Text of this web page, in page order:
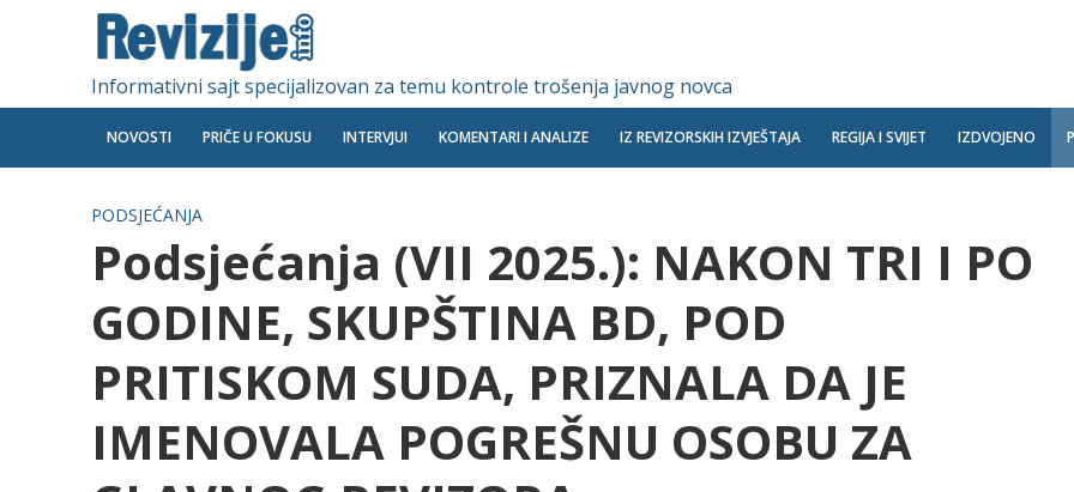
Informativni sajt specijalizovan za temu kontrole trošenja javnog novca
NOVOSTI PRIČE U FOKUSU INTERVJUI KOMENTARI I ANALIZE IZ REVIZORSKIH IZVJEŠTAJA REGIJA I SVIJET IZDVOJENO
PODSJEĆANJA
Podsjećanja (VII 2025.): NAKON TRI I PO
GODINE, SKUPŠTINA BD, POD
PRITISKOM SUDA, PRIZNALA DA JE
IMENOVALA POGREŠNU OSOBU ZA